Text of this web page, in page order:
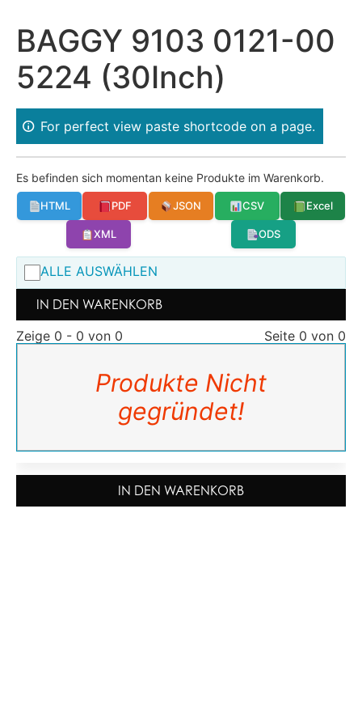
BAGGY 9103 0121-00
5224 (30Inch)
For perfect view paste shortcode on a page.
Es befinden sich momentan keine Produkte im Warenkorb.
HTML PDF JSON CSV Excel
XML ODS
ALLE AUSWÄHLEN
IN DEN WARENKORB
Zeige 0 - 0 von 0
Seite 0 von 0
Produkte Nicht
gegründet!
IN DEN WARENKORB